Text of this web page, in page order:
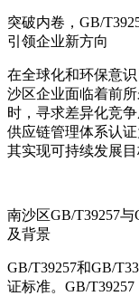
突破内卷，GB/
引领企业新方向
在全球化和环保意
沙区企业面临着前
时，寻求差异化竞
供应链管理体系认
其实现可持续发展
南沙区GB/T39257
及背景
GB/T39257和GB/
证标准。GB/